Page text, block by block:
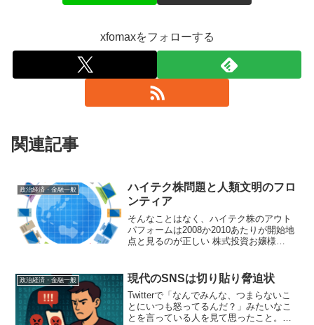
xfomaxをフォローする
関連記事
政治経済・金融一般
ハイテク株問題と人類文明のフロ
ンティア
そんなことはなく、ハイテク株のアウト
パフォームは2008か2010あたりが開始地
点と見るのが正しい 株式投資お嬢様
たら、前後に話が...
政治経済・金融一般 現代のSNSは切り貼り脅迫状
Twitterで「なんでみんな、つまらないこ
とにいつも怒ってるんだ？」みたいなこ
とを言っている人を見て思ったこと。